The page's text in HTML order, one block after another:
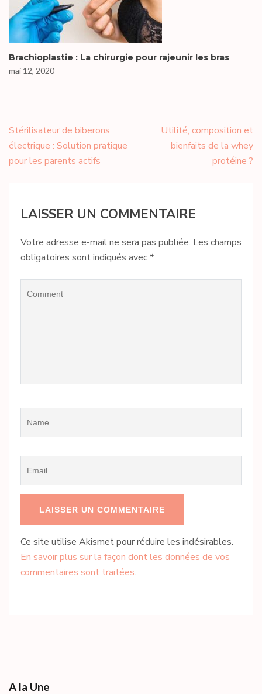
Brachioplastie : La chirurgie pour rajeunir les bras
mai 12, 2020
Navigation
de
l’article
Stérilisateur de biberons
électrique : Solution pratique
pour les parents actifs
Utilité, composition et
bienfaits de la whey
protéine ?
LAISSER UN COMMENTAIRE
Votre adresse e-mail ne sera pas publiée. Les champs
obligatoires sont indiqués avec*
Ce site utilise Akismet pour réduire les indésirables.
En savoir plus sur la façon dont les données de vos
commentaires sont traitées.
A la Une